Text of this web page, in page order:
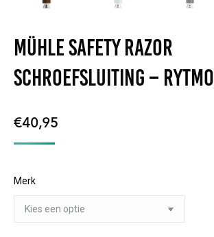
Mühle Safety Razor
Schroefsluiting – Rytmo
€40,95
Merk